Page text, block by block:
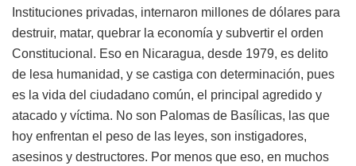
Instituciones privadas, internaron millones de dólares para
destruir, matar, quebrar la economía y subvertir el orden
Constitucional. Eso en Nicaragua, desde 1979, es delito
de lesa humanidad, y se castiga con determinación, pues
es la vida del ciudadano común, el principal agredido y
atacado y víctima. No son Palomas de Basílicas, las que
hoy enfrentan el peso de las leyes, son instigadores,
asesinos y destructores. Por menos que eso, en muchos